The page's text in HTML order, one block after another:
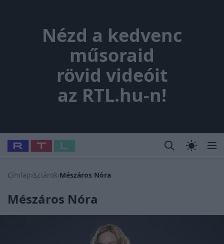
Nézd a kedvenc
műsoraid
rövid videóit
az RTL.hu-n!
Legfrissebb RTL Híradó Randi Celeb
Babits Marcella Most Wanted #Gallusz
Címlap›Sztárok›Mészáros Nóra
Mészáros Nóra